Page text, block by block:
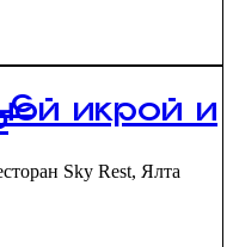
с
икрой и
Sky Rest, Ялта